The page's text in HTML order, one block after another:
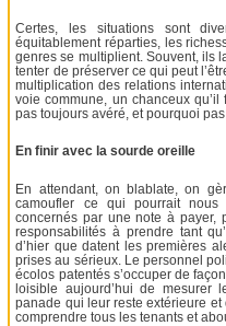
Certes, les situations sont
équitablement réparties, les
genres se multiplient. Souvent, ils
tenter de préserver ce qui peut
multiplication des relations
voie commune, un chanceux
pas toujours avéré, et pourquoi
En finir avec la sourde oreille
En attendant, on blablate, on
camoufler ce qui pourrait nous
concernés par une note à payer,
responsabilités à prendre tant
d’hier que datent les premières
prises au sérieux. Le personnel
écolos patentés s’occuper de
loisible aujourd’hui de mesurer
panade qui leur reste extérieure
comprendre tous les tenants et